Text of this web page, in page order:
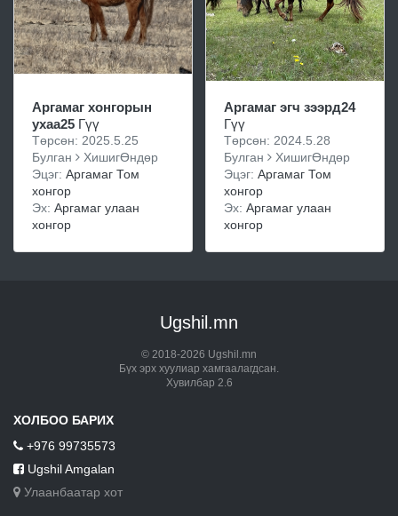
Аргамаг хонгорын
ухаа25 Гүү
Төрсөн: 2025.5.25
Булган
ХишигӨндөр
Эцэг: Аргамаг Том
хонгор
Эх: Аргамаг улаан
хонгор
Аргамаг эгч зээрд24
Гүү
Төрсөн: 2024.5.28
Булган
ХишигӨндөр
Эцэг: Аргамаг Том
хонгор
Эх: Аргамаг улаан
хонгор
Ugshil.mn
© 2018-2026 Ugshil.mn
Бүх эрх хуулиар хамгаалагдсан.
Хувилбар 2.6
ХОЛБОО БАРИХ
+976 99735573
Ugshil Amgalan
Улаанбаатар хот